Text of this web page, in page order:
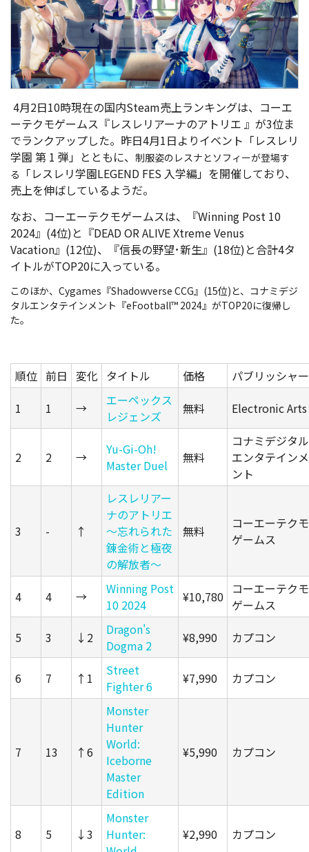
4月2日10時現在の国内Steam売上ランキングは、コーエ
ーテクモゲームス『レスレリアーナのアトリエ 』が3位ま
でランクアップした。昨日4月1日よりイベント「レスレリ
学園 第 1 弾」とともに、 制服姿のレスナとソフィーが登場す
る 「レスレリ学園LEGEND FES 入学編」を開催しており、
売上を伸ばしているようだ。
なお、コーエーテクモゲームスは、『Winning Post 10
2024』(4位)と『DEAD OR ALIVE Xtreme Venus
Vacation』(12位)、『信長の野望･新生』(18位)と合計4タ
イトルがTOP20に入っている。
このほか、Cygames『Shadowverse CCG』(15位)と、コナミデジ
タルエンタテインメント『eFootball™ 2024』がTOP20に復帰し
た。
順位 前日 変化 タイトル 価格
パブリッシャー
1
1 →
エーペックス
レジェンズ
無料 Electronic Arts
2 2 →
Yu-Gi-Oh!
Master Duel
無料
コナミデジタル
エンタテインメ
ント
3 - ↑
レスレリアー
ナのアトリエ
～忘れられた
錬金術と極夜
の解放者～
無料
コーエーテクモ
ゲームス
4 4 →
Winning Post
10 2024
¥10,780
コーエーテクモ
ゲームス
5
3 ↓2
Dragon's
Dogma 2
¥8,990 カプコン
6 7 ↑1
Street
Fighter 6
¥7,990 カプコン
7 13 ↑6
Monster
Hunter
World:
Iceborne
Master
Edition
¥5,990 カプコン
8 5 ↓3
Monster
Hunter:
¥2,990 カプコン